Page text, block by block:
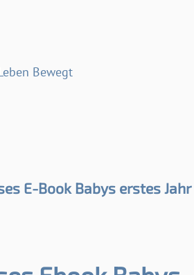
Bewegt
E-Book Babys erstes Jahr